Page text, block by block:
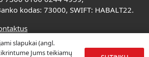
kodas: 73000, SWIFT: HABALT22.
slapukai (angl.
Jums teikiamų